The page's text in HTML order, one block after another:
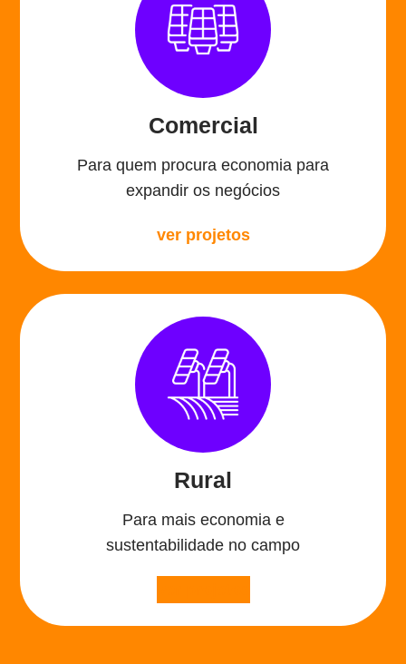
Comercial
Para quem procura economia para
expandir os negócios
ver projetos
Rural
Para mais economia e
sustentabilidade no campo